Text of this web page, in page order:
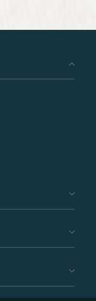
览。如展示郭
、文学、历
中埃文化交
领域的研究
，合作举办
上级主管部
沫若纪念馆
办“郭沫若
于 2018 年和
局合作建设
国文化相关展